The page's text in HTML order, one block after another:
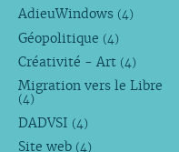
AdieuWindows (4)
Géopolitique (4)
Créativité - Art (4)
Migration vers le Libre
(4)
DADVSI (4)
Site web (4)